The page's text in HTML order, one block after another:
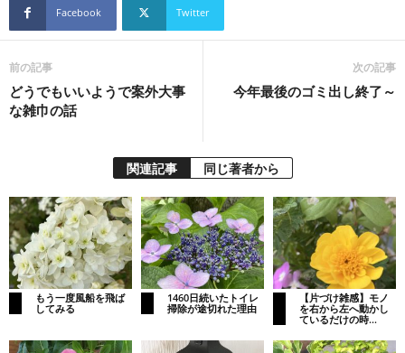
Facebook Twitter
前の記事
どうでもいいようで案外大事
な雑巾の話
次の記事
今年最後のゴミ出し終了～
関連記事 同じ著者から
もう一度風船を飛ば
してみる
1460日続いたトイレ
掃除が途切れた理由
【片づけ雑感】モノ
を右から左へ動かし
ているだけの時...